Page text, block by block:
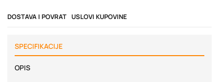
DOSTAVA I POVRAT USLOVI KUPOVINE
SPECIFIKACIJE
OPIS